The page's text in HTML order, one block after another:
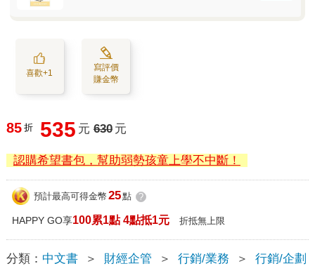
喜歡+1
寫評價
賺金幣
85 折 535 元 630 元
認購希望書包，幫助弱勢孩童上學不中斷！
預計最高可得金幣 25點 ?
HAPPY GO享100累1點 4點抵1元 折抵無上限
分類： 中文書 ＞ 財經企管 ＞ 行銷/業務 ＞ 行銷/企劃